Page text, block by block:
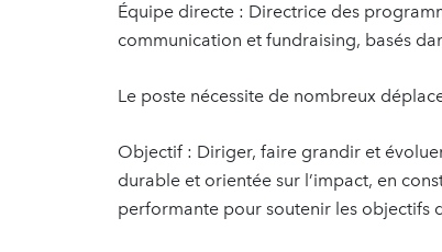
Équipe directe : Directrice des
communication et fundraising, basés
Le poste nécessite de nombreux
Objectif : Diriger, faire grandir et
durable et orientée sur l’impact, en
performante pour soutenir les objectifs